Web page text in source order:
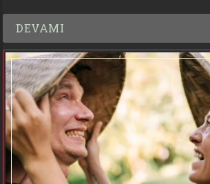
DEVAMI